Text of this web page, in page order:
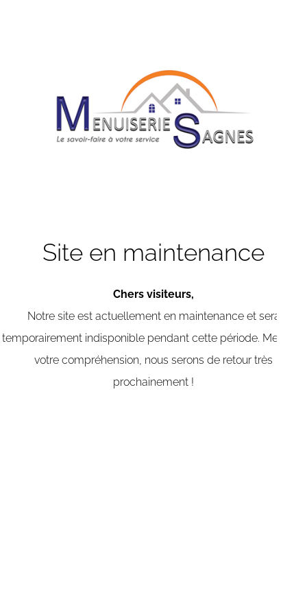
Site en maintenance
Chers visiteurs,
Notre site est actuellement en maintenance et sera
temporairement indisponible pendant cette période. Merci de
votre compréhension, nous serons de retour très
prochainement !